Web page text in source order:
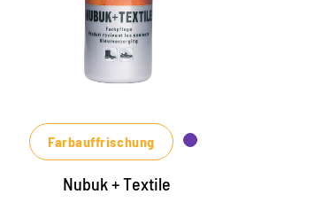
Textil und HighTech-Materialien
frischt die Farben auf
für strahlende Schuhe, die wieder wie
Farbauffrischung
Nubuk + Textile